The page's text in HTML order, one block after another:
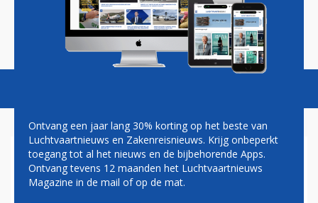
Magazine Podcasts Vacatures
DIGITALE OMROEPER OP
GRONINGEN AIRPORT EELDE
Ontvang een jaar lang 30% korting op het beste van
Luchtvaartnieuws en Zakenreisnieuws. Krijg onbeperkt
toegang tot al het nieuws en de bijbehorende Apps.
Ontvang tevens 12 maanden het Luchtvaartnieuws
Magazine in de mail of op de mat.